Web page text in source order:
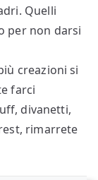
Quelli
per non darsi
creazioni si
farci
divanetti,
rimarrete